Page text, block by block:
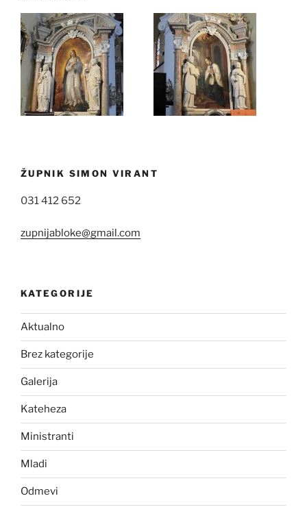
ŽUPNIK SIMON VIRANT
031 412 652
zupnijabloke@gmail.com
KATEGORIJE
Aktualno
Brez kategorije
Galerija
Kateheza
Ministranti
Mladi
Odmevi